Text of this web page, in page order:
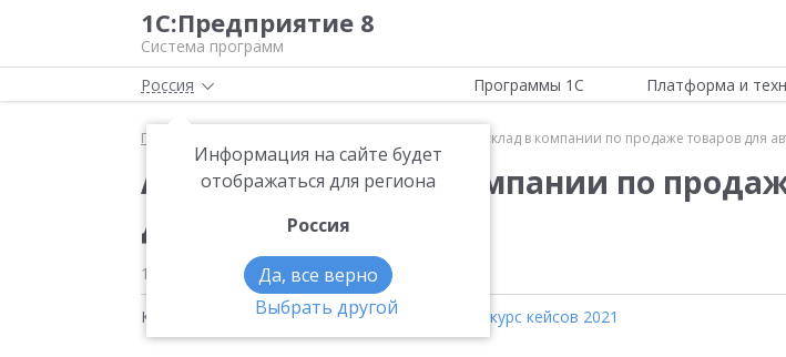
1С:Предприятие 8
Система программ
Россия
Информация на сайте будет
отображаться для региона
Россия
Да, все верно
Выбрать другой
Программы 1С Платформа и
Главная Адресный склад в компании по продаже товаров для
Адресный склад в компании по
для автомобилей
10 декабря 2021 1667
Кейсы на тему:Реальная автоматизация Конкурс кейсов 2021